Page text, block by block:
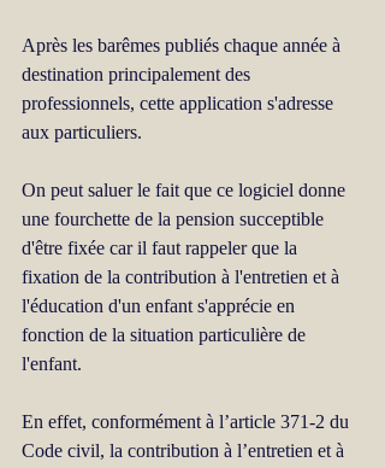
Après les barêmes publiés chaque année à
destination principalement des
professionnels, cette application s'adresse
aux particuliers.
On peut saluer le fait que ce logiciel donne
une fourchette de la pension succeptible
d'être fixée car il faut rappeler que la
fixation de la contribution à l'entretien et à
l'éducation d'un enfant s'apprécie en
fonction de la situation particulière de
l'enfant.
En effet, conformément à l’article 371-2 du
Code civil, la contribution à l’entretien et à